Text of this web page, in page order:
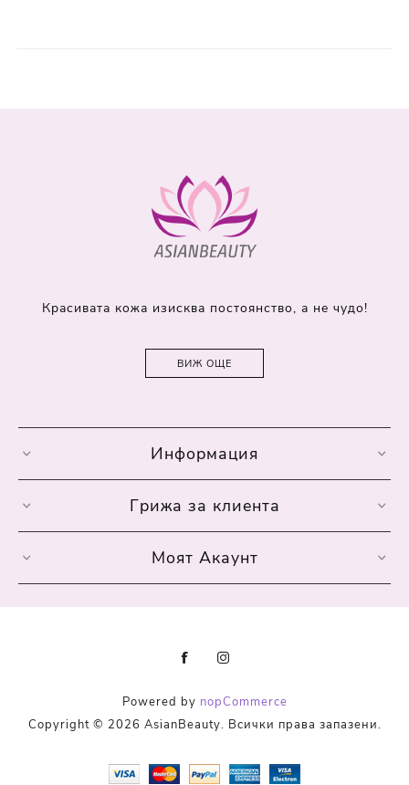
Красивата кожа изисква постоянство, а не чудо!
ВИЖ ОЩЕ
Информация
Грижа за клиента
Моят Акаунт
Powered by nopCommerce
Copyright © 2026 AsianBeauty. Всички права запазени.